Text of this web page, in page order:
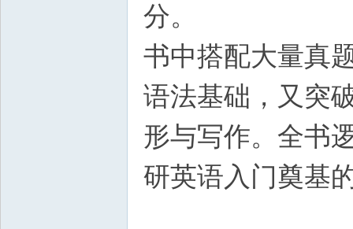
分。
书中搭配大量真
语法基础，又突
形与写作。全书
研英语入门奠基